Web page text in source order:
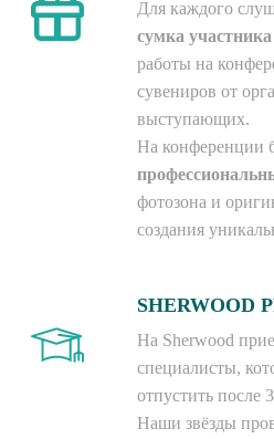
Для каждого
сумка участника
работы на
сувениров от
выступающих.
На конференции
фотозона и
создания
SHERWOOD
На Sherwood
специалисты,
отпустить после
Наши звёзды